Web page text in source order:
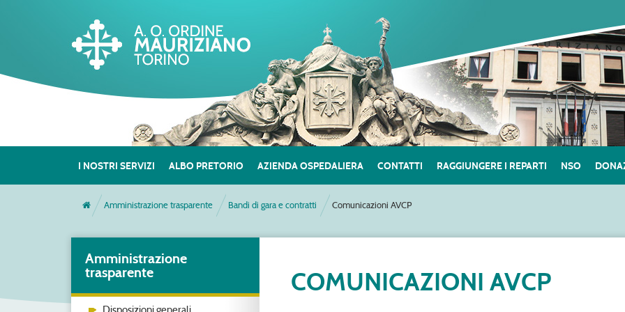
I NOSTRI SERVIZI ALBO PRETORIO AZIENDA OSPEDALIERA CONTATTI RAGGIUNGERE I REPARTI NSO
Amministrazione trasparente Bandi di gara e contratti Comunicazioni AVCP
Amministrazione
trasparente
COMUNICAZIONI AVCP